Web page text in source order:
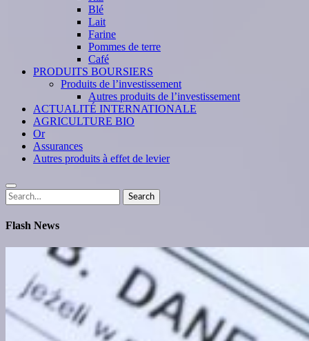
Blé
Lait
Farine
Pommes de terre
Café
PRODUITS BOURSIERS
Produits de l’investissement
Autres produits de l’investissement
ACTUALITÉ INTERNATIONALE
AGRICULTURE BIO
Or
Assurances
Autres produits à effet de levier
Search
for:
Search
Flash News